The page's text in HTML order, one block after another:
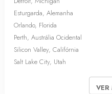
Esturgarda, Alemanha
Orlando, Florida
Perth, Austrália Ocidental
Silicon Valley, Califórnia
Salt Lake City, Utah
VER